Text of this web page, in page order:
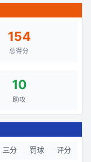
154
总得分
10
助攻
三分 罚球 评分